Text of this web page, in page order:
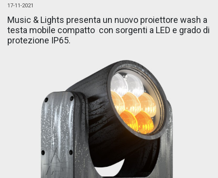
17-11-2021
Music & Lights presenta un nuovo proiettore wash a
testa mobile compatto con sorgenti a LED e grado di
protezione IP65.